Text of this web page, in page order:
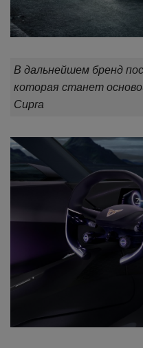
В дальнейшем бренд
которая станет
Cupra